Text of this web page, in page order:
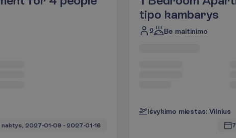
naktys, 2027-01-09 - 2027-01-16
tipo kambarys
2 Be maitinimo
Išvykimo miestas: Vilnius